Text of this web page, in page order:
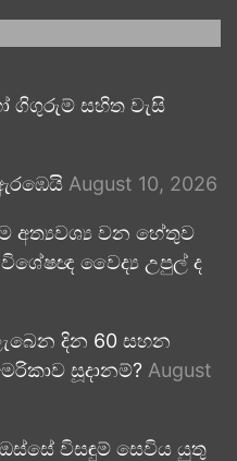
ගිගුරුම් සහිත වැසි
August 10, 2026
අත්‍යවශ්‍ය වන හේතුව
වෛද්‍ය උපුල් ද
දින 60 සහන
සූදානම්? August
විසඳුම් සෙවිය යුතු